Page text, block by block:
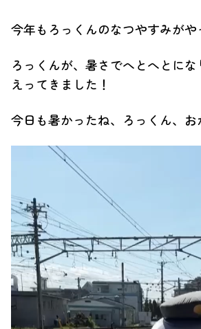
今年もろっくんのなつやすみがや
ろっくんが、暑さでへとへとに
えってきました！
今日も暑かったね、ろっくん、お